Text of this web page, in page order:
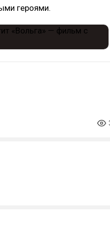
героями.